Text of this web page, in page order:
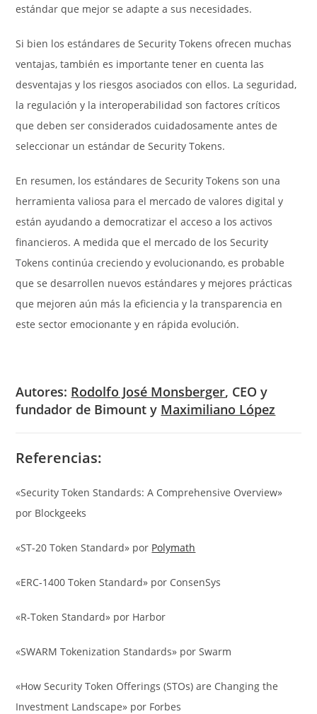
estándar que mejor se adapte a sus necesidades.
Si bien los estándares de Security Tokens ofrecen muchas
ventajas, también es importante tener en cuenta las
desventajas y los riesgos asociados con ellos. La seguridad,
la regulación y la interoperabilidad son factores críticos
que deben ser considerados cuidadosamente antes de
seleccionar un estándar de Security Tokens.
En resumen, los estándares de Security Tokens son una
herramienta valiosa para el mercado de valores digital y
están ayudando a democratizar el acceso a los activos
financieros. A medida que el mercado de los Security
Tokens continúa creciendo y evolucionando, es probable
que se desarrollen nuevos estándares y mejores prácticas
que mejoren aún más la eficiencia y la transparencia en
este sector emocionante y en rápida evolución.
Autores: Rodolfo José Monsberger, CEO y
fundador de Bimount y Maximiliano López
Referencias:
«Security Token Standards: A Comprehensive Overview»
por Blockgeeks
«ST-20 Token Standard» por Polymath
«ERC-1400 Token Standard» por ConsenSys
«R-Token Standard» por Harbor
«SWARM Tokenization Standards» por Swarm
«How Security Token Offerings (STOs) are Changing the
Investment Landscape» por Forbes